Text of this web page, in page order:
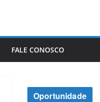
FALE CONOSCO
Oportunidade